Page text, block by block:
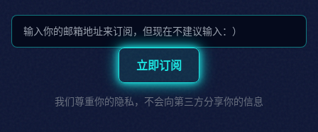
立即订阅
我们尊重你的隐私，不会向第三方分享你的信息